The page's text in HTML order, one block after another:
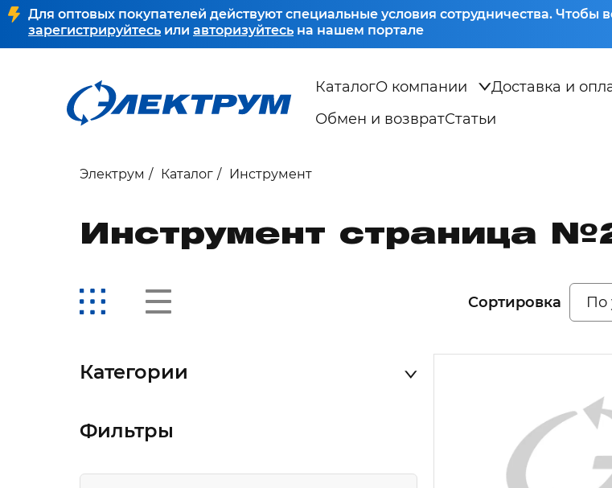
Для оптовых покупателей действуют специальные условия сотрудничества. Чтобы
зарегистрируйтесь или авторизуйтесь на нашем портале
КаталогО компании Доставка и
Обмен и возвратСтатьи
Электрум Каталог Инструмент
Инструмент страница
Сортировка По
Категории
Фильтры